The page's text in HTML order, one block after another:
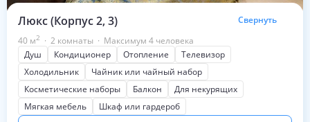
Люкс (Корпус 2, 3)
Свернуть
40 м2 · 2 комнаты · Максимум 4 человека
Душ
Кондиционер Отопление
Телевизор
Холодильник
Чайник или чайный набор
Косметические наборы
Балкон
Для некурящих
Мягкая мебель
Шкаф или гардероб